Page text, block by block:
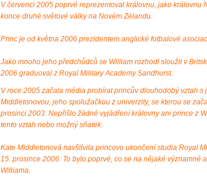
V červenci 2005 poprvé reprezentoval královnu, jako královnu
konce druhé světové války na Novém Zélandu.
Princ je od května 2006 prezidentem anglické fotbalové
Jako mnoho jeho předchůdců se William rozhodl sloužit v
2006 graduoval z Royal Military Academy Sandhurst.
V roce 2005 začala média probírat princův dlouhodobý vztah s
Middletonovou, jeho spolužačkou z univerzity, se kterou se
prosinci 2003. Nepřišlo žádné vyjádření královny ani prince z
tento vztah nebo možný sňatek.
Kate Middletonová navštívila princovo ukončení studia Royal
15. prosince 2006. To bylo poprvé, co se na nějaké významné
Williama.